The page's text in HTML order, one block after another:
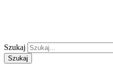
Szukaj
Szukaj